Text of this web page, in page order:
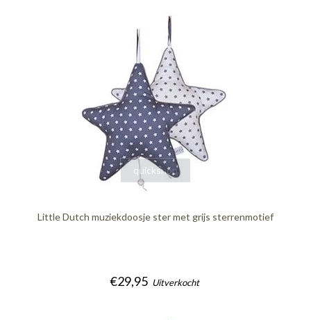
quickshop
Little Dutch muziekdoosje ster met grijs sterrenmotief
€29,95 Uitverkocht